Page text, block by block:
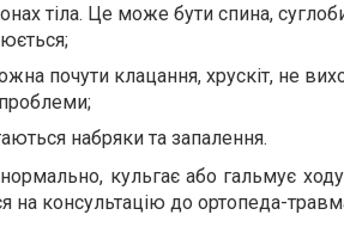
тіла. Це може бути спина,
почути клацання, хрускіт, не
набряки та запалення.
кульгає або гальмує
на консультацію до ортопеда-